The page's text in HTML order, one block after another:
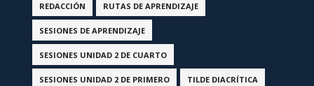
REDACCIÓN RUTAS DE APRENDIZAJE
SESIONES DE APRENDIZAJE
SESIONES UNIDAD 2 DE CUARTO
SESIONES UNIDAD 2 DE PRIMERO TILDE DIACRÍTICA